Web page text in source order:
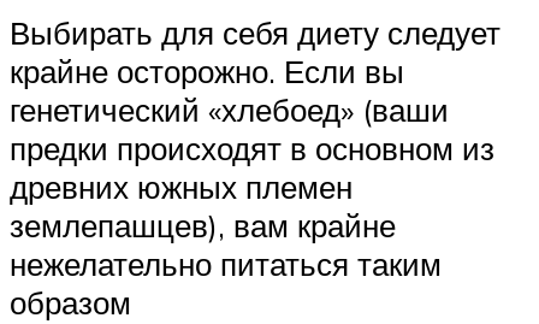
Выбирать для себя диету следует
крайне осторожно. Если вы
генетический «хлебоед» (ваши
предки происходят в основном из
древних южных племен
землепашцев), вам крайне
нежелательно питаться таким
образом